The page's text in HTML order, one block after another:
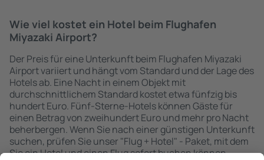
Wie viel kostet ein Hotel beim Flughafen
Miyazaki Airport?
Der Preis für eine Unterkunft beim Flughafen Miyazaki
Airport variiert und hängt vom Standard und der Lage des
Hotels ab. Eine Nacht in einem Objekt mit
durchschnittlichem Standard kostet etwa fünfzig bis
hundert Euro. Fünf-Sterne-Hotels können Gäste für
einen Betrag von zweihundert Euro und mehr pro Nacht
beherbergen. Wenn Sie nach einer günstigen Unterkunft
suchen, prüfen Sie unser "Flug + Hotel" - Paket, mit dem
Sie ein Hotel und einen Flug sofort buchen können.